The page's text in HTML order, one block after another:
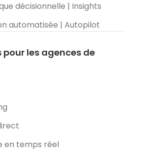
décisionnelle | Insights
automatisée | Autopilot
pour les agences de
en temps réel